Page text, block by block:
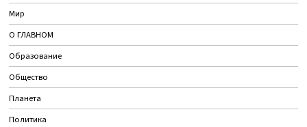
Мир
О ГЛАВНОМ
Образование
Общество
Планета
Политика